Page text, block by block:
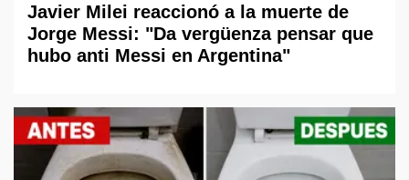
Javier Milei reaccionó a la muerte de
Jorge Messi: "Da vergüenza pensar que
hubo anti Messi en Argentina"